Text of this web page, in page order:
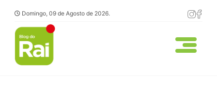
Domingo, 09 de Agosto de 2026.